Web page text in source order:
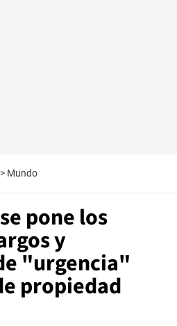
> Mundo
pone los
y
"urgencia"
propiedad